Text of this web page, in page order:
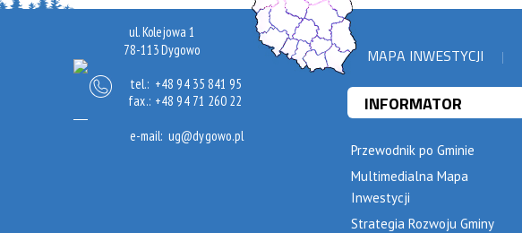
MAPA INWESTYCJI
ul. Kolejowa 1
78-113 Dygowo
tel.: +48 94 35 841 95
fax.: +48 94 71 260 22
e-mail: ug@dygowo.pl
INFORMATOR
Przewodnik po Gminie
Multimedialna Mapa
Inwestycji
Strategia Rozwoju Gminy